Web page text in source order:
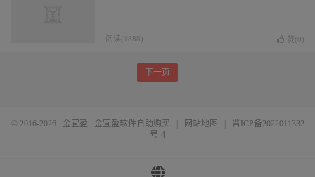
阅读(1888) 赞( 0 )
下一页
© 2016-2026 金宜盈 金宜盈软件自助购买 网站地图
晋ICP备2022011332
号-4